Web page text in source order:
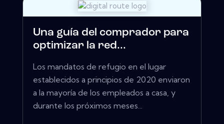
Una guía del comprador para
optimizar la red...
Los mandatos de refugio en el lugar
establecidos a principios de 2020 enviaron
a la mayoría de los empleados a casa, y
durante los próximos meses...